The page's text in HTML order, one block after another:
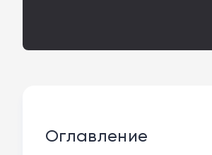
Оглавление